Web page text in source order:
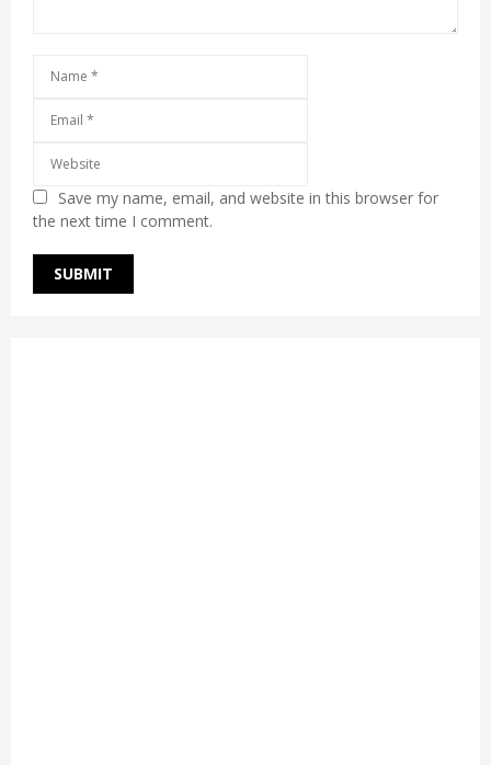
Save my name, email, and website in this browser for
the next time I comment.